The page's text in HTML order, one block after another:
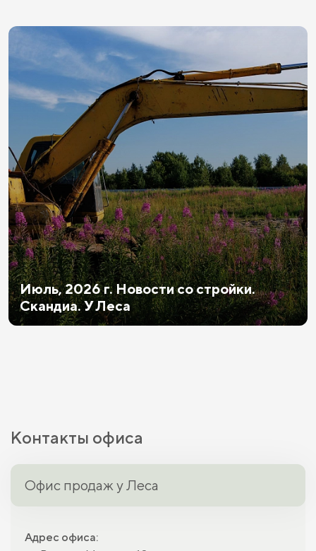
Июль, 2026 г. Новости со стройки.
Скандиа. У Леса
Контакты офиса
Офис продаж у Леса
Адрес офиса: